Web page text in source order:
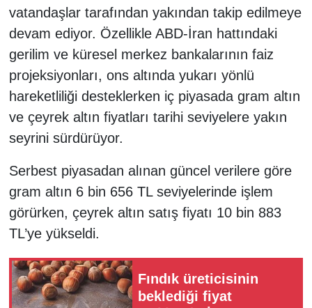
vatandaşlar tarafından yakından takip edilmeye
devam ediyor. Özellikle ABD-İran hattındaki
gerilim ve küresel merkez bankalarının faiz
projeksiyonları, ons altında yukarı yönlü
hareketliliği desteklerken iç piyasada gram altın
ve çeyrek altın fiyatları tarihi seviyelere yakın
seyrini sürdürüyor.
Serbest piyasadan alınan güncel verilere göre
gram altın 6 bin 656 TL seviyelerinde işlem
görürken, çeyrek altın satış fiyatı 10 bin 883
TL’ye yükseldi.
Fındık üreticisinin
beklediği fiyat